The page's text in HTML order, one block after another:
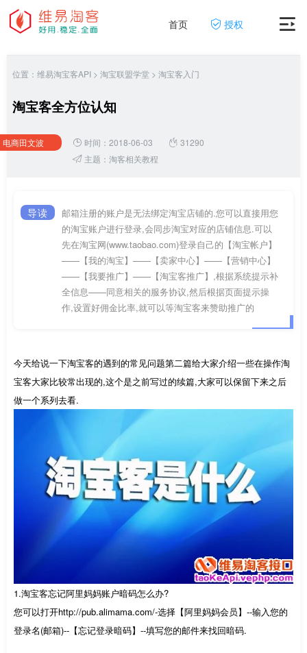
首页 授权
位置： 维易淘宝客API > 淘宝联盟学堂 > 淘宝客入门
淘宝客全方位认知
电商田文波 时间：2018-06-03
31290
主题： 淘客相关教程
导读
邮箱注册的账户是无法绑定淘宝店铺的.您可以直接用您
的淘宝账户进行登录,会同步淘宝对应的店铺信息.可以
先在淘宝网(www.taobao.com)登录自己的【淘宝帐户】
——【我的淘宝】——【卖家中心】——【营销中心】
——【我要推广】——【淘宝客推广】,根据系统提示补
全信息——同意相关的服务协议,然后根据页面提示操
作,设置好佣金比率,就可以等淘宝客来赞助推广的
今天给说一下淘宝客的遇到的常见问题第二篇给大家介绍一些在操作淘
宝客大家比较常出现的,这个是之前写过的续篇,大家可以保留下来之后
做一个系列去看.
1.淘宝客忘记阿里妈妈账户暗码怎么办?
您可以打开http://pub.alimama.com/-选择【阿里妈妈会员】--输入您的
登录名(邮箱)--【忘记登录暗码】--填写您的邮件来找回暗码.